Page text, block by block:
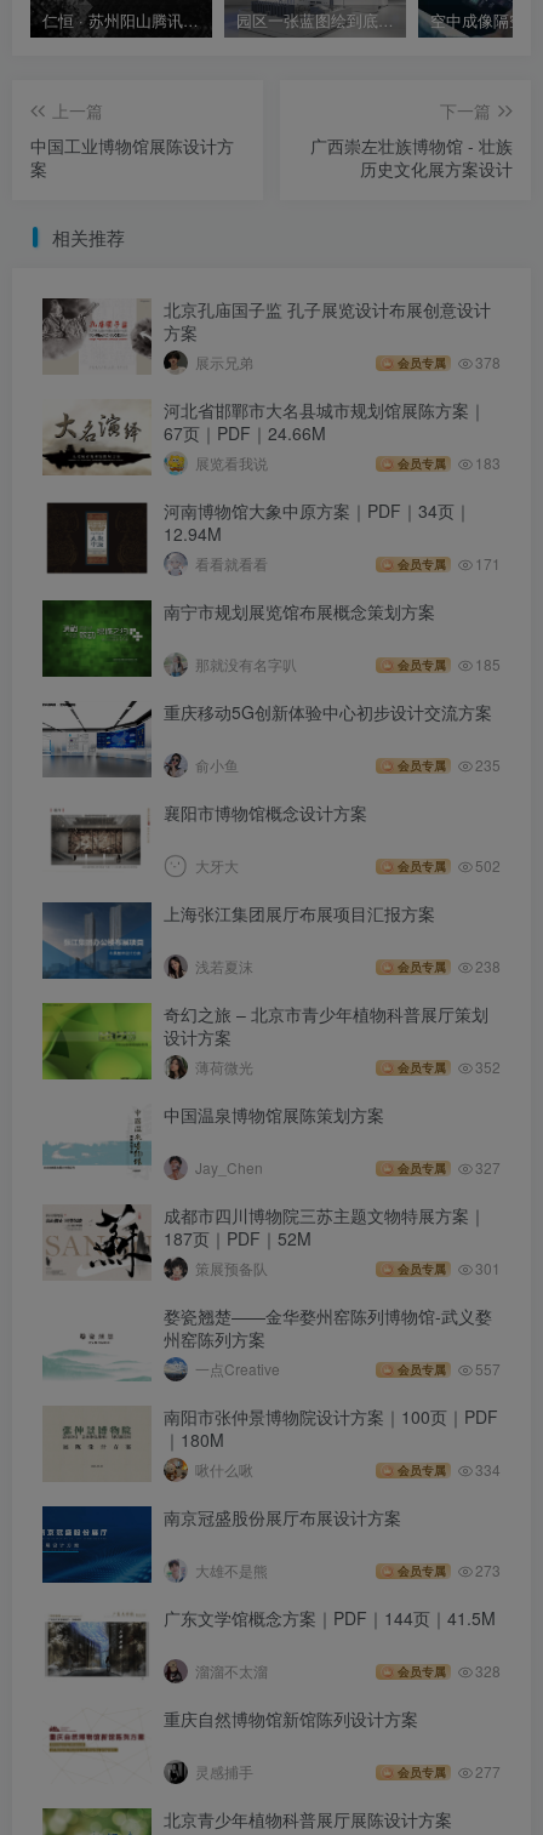
仁恒 · 苏州阳山腾讯展厅室内设计方案 园区一张蓝图绘到底——苏州工业园区展示中心（国内最大数字智慧沙盘）
上一篇
中国工业博物馆展陈设计方
案
下一篇
广西崇左壮族博物馆 - 壮族
历史文化展方案设计
相关推荐
北京孔庙国子监 孔子展览设计布展创意设计
方案
展示兄弟 会员专属 378
河北省邯鄲市大名县城市规划馆展陈方案｜
67页｜PDF｜24.66M
展览看我说 会员专属 183
河南博物馆大象中原方案｜PDF｜34页｜
12.94M
看看就看看 会员专属 171
南宁市规划展览馆布展概念策划方案
那就没有名字叭 会员专属 185
重庆移动5G创新体验中心初步设计交流方案
俞小鱼 会员专属 235
襄阳市博物馆概念设计方案
大牙大 会员专属 502
上海张江集团展厅布展项目汇报方案
浅若夏沫 会员专属 238
奇幻之旅 – 北京市青少年植物科普展厅策划
设计方案
薄荷微光 会员专属 352
中国温泉博物馆展陈策划方案
Jay_Chen 会员专属 327
成都市四川博物院三苏主题文物特展方案｜
187页｜PDF｜52M
策展预备队 会员专属 301
婺瓷翘楚——金华婺州窑陈列博物馆-武义婺
州窑陈列方案
一点Creative 会员专属 557
南阳市张仲景博物院设计方案｜100页｜PDF
｜180M
啾什么啾 会员专属 334
南京冠盛股份展厅布展设计方案
大雄不是熊 会员专属 273
广东文学馆概念方案｜PDF｜144页｜41.5M
溜溜不太溜 会员专属 328
重庆自然博物馆新馆陈列设计方案
灵感捕手 会员专属 277
北京青少年植物科普展厅展陈设计方案